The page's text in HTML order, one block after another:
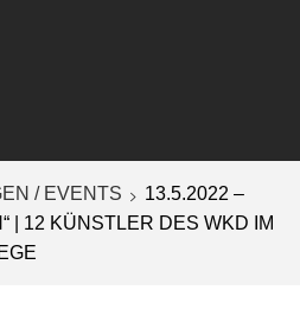
/ EVENTS
13.5.2022 –
| 12 KÜNSTLER DES WKD IM